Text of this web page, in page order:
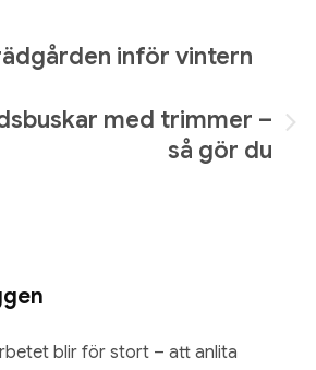
inför vintern
med trimmer –
så gör du
blir för stort – att anlita